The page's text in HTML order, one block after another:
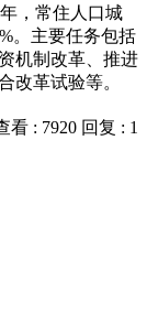
，常住人口城
。主要任务包括
机制改革、推进
改革试验等。
看 : 7920 回复 : 1